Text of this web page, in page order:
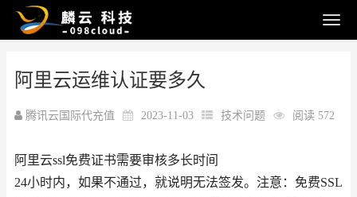
阿里云运维认证要多久
腾讯云国际代充值 2023-11-03 技术问题 阅读 572
阿里云ssl免费证书需要审核多长时间
24小时内，如果不通过，就说明无法签发。注意：免费SSL